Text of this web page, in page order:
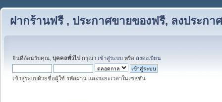
ฝากร้านฟรี , ประกาศขายของฟรี, ลงประก
ยินดีต้อนรับคุณ, บุคคลทั่วไป กรุณา เข้าสู่ระบบ หรือ ลงทะเบียน
เข้าสู่ระบบด้วยชื่อผู้ใช้ รหัสผ่าน และระยะเวลาในเซสชั่น